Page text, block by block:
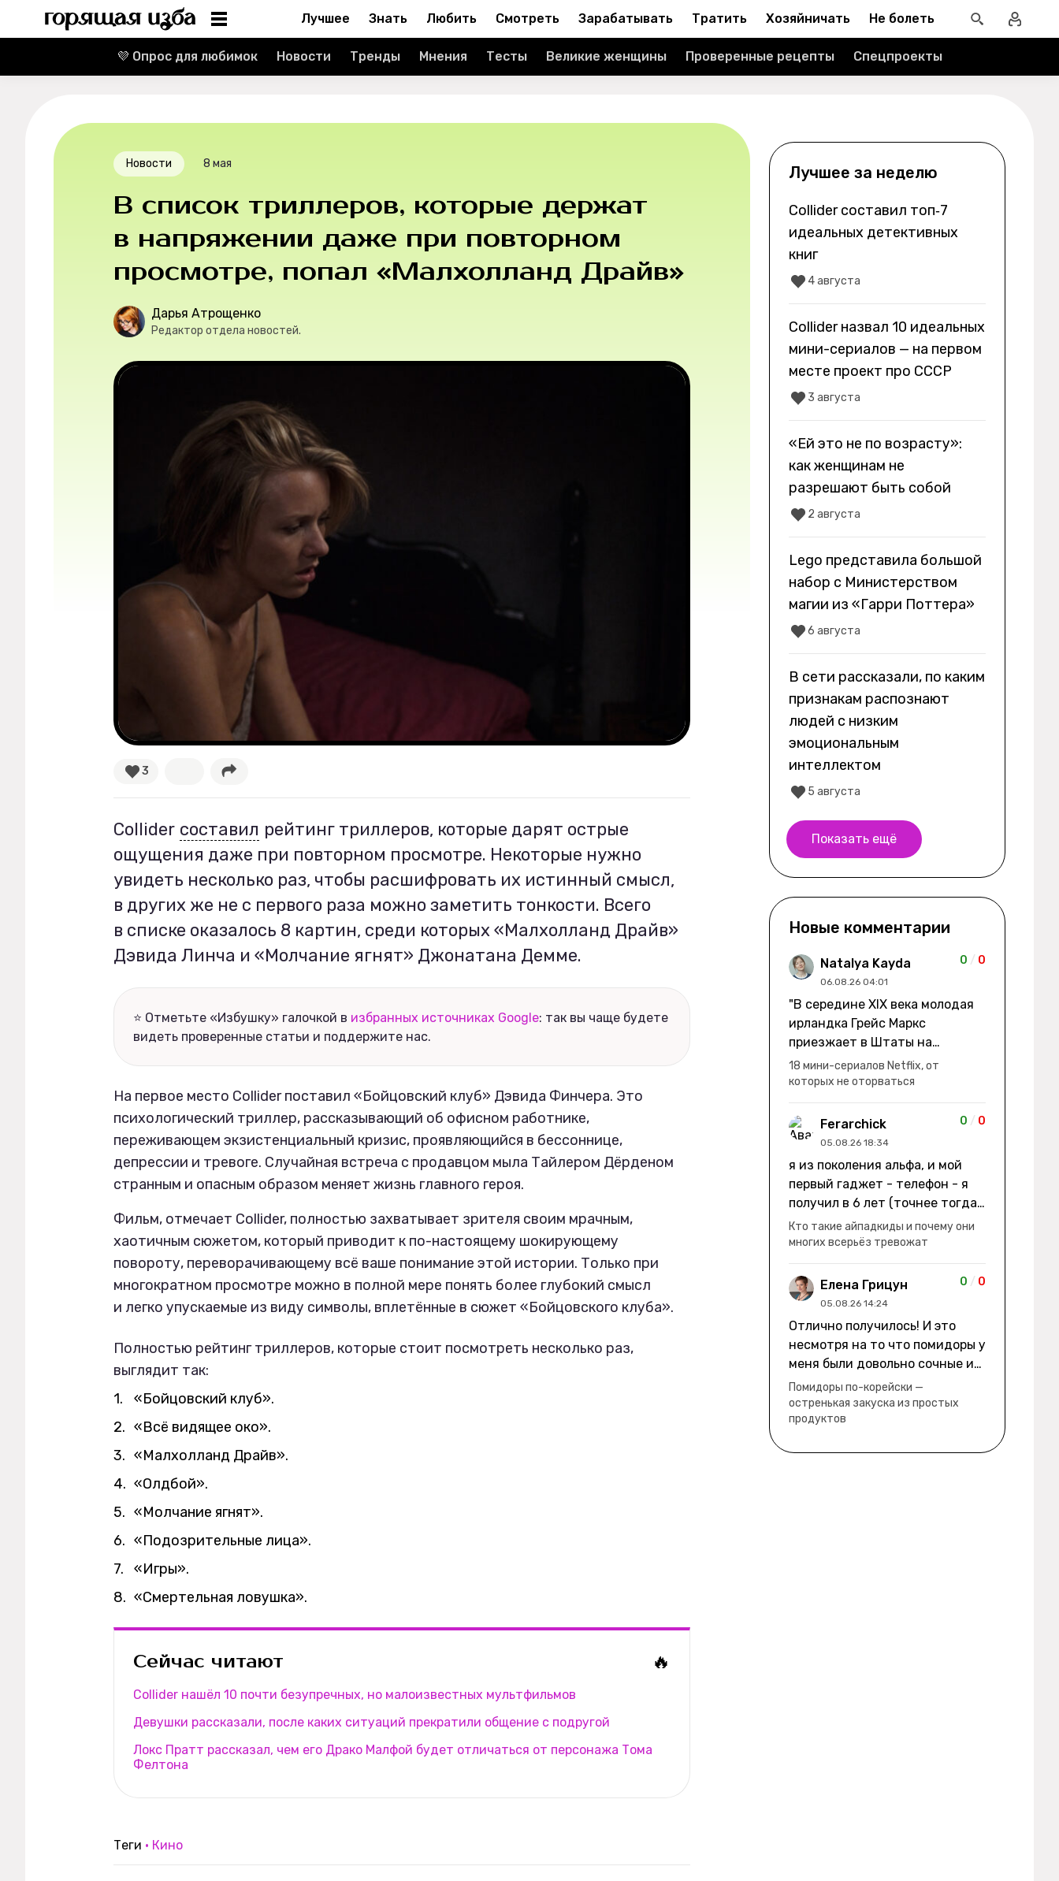
Реклама
О проекте
Лучшее Знать Любить Смотреть Зарабатывать Тратить Хозяйничать Не болеть
💜 Опрос для любимок Новости Тренды Мнения Тесты Великие женщины Проверенные рецепты Спецпроекты
Новости 8 мая
В список триллеров, которые держат
в напряжении даже при повторном
просмотре, попал «Малхолланд Драйв»
Дарья Атрощенко
Редактор отдела новостей.
3
Collider составил рейтинг триллеров, которые дарят острые
ощущения даже при повторном просмотре. Некоторые нужно
увидеть несколько раз, чтобы расшифровать их истинный смысл,
в других же не с первого раза можно заметить тонкости. Всего
в списке оказалось 8 картин, среди которых «Малхолланд Драйв»
Дэвида Линча и «Молчание ягнят» Джонатана Демме.
⭐ Отметьте «Избушку» галочкой в избранных источниках Google: так вы чаще будете
видеть проверенные статьи и поддержите нас.
На первое место Collider поставил «Бойцовский клуб» Дэвида Финчера. Это
психологический триллер, рассказывающий об офисном работнике,
переживающем экзистенциальный кризис, проявляющийся в бессоннице,
депрессии и тревоге. Случайная встреча с продавцом мыла Тайлером Дёрденом
странным и опасным образом меняет жизнь главного героя.
Фильм, отмечает Collider, полностью захватывает зрителя своим мрачным,
хаотичным сюжетом, который приводит к по-настоящему шокирующему
повороту, переворачивающему всё ваше понимание этой истории. Только при
многократном просмотре можно в полной мере понять более глубокий смысл
и легко упускаемые из виду символы, вплетённые в сюжет «Бойцовского клуба».
Полностью рейтинг триллеров, которые стоит посмотреть несколько раз,
выглядит так:
«Бойцовский клуб».
«Всё видящее око».
«Малхолланд Драйв».
«Олдбой».
«Молчание ягнят».
«Подозрительные лица».
«Игры».
«Смертельная ловушка».
Сейчас читают 🔥
Collider нашёл 10 почти безупречных, но малоизвестных мультфильмов
Девушки рассказали, после каких ситуаций прекратили общение с подругой
Локс Пратт рассказал, чем его Драко Малфой будет отличаться от персонажа Тома
Фелтона
Теги Кино
Лучшее за неделю
Collider составил топ‑7
идеальных детективных
книг
4 августа
Collider назвал 10 идеальных
мини-сериалов — на первом
месте проект про СССР
3 августа
«Ей это не по возрасту»:
как женщинам не
разрешают быть собой
2 августа
Lego представила большой
набор с Министерством
магии из «Гарри Поттера»
6 августа
В сети рассказали, по каким
признакам распознают
людей с низким
эмоциональным
интеллектом
5 августа
Показать ещё
Новые комментарии
Natalya Kayda
06.08.26 04:01
0 / 0
"В середине XIX века молодая
ирландка Грейс Маркс
приезжает в Штаты на
заработки" не на заработки -
она иммигрирует с семьей и не
в США, а в Канаду "заниматься
сексом ради удовольствия, а
не для зачатия" - героиня уже
ее побега из общины. не в
первый раз замечаю такие
косяки. с ИИ пишете? :)
18 мини-сериалов Netflix, от
которых не оторваться
Ferarchick
05.08.26 18:34
0 / 0
я из поколения альфа, и мой
первый гаджет - телефон - я
получил в 6 лет (точнее тогда
мне уже было почти 7), потом
его отобрали и я просто
смотрел телик, потом мне
подарили ноутбук, который у
меня до сих пор. ну а в этом
уже другую модель т.к та была
старая и пароль я от него
забыл
Кто такие айпадкиды и почему они
многих всерьёз тревожат
Елена Грицун
05.08.26 14:24
0 / 0
Отлично получилось! И это
несмотря на то что помидоры у
меня были довольно сочные и
водянистые. Ну, зато теперь
полно острой салатной жижи ))
Помидоры по-корейски —
остренькая закуска из простых
продуктов